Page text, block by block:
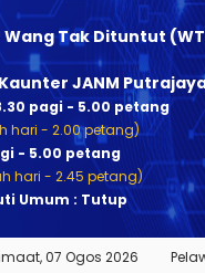
Tak Dituntut
JANM
pagi - 5.00 petang
hari - 2.00 petang)
- 5.00 petang
hari - 2.45 petang)
Umum : Tutup
07 Ogos 2026